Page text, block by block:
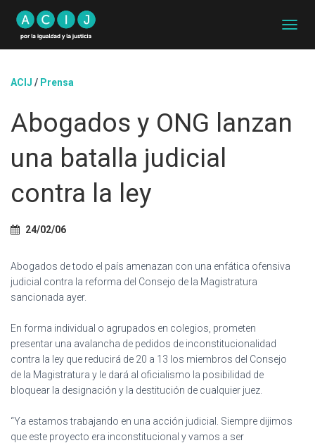
A
G
ACIJ / Prensa
Abogados y ONG lanzan
una batalla judicial
contra la ley
24/02/06
Abogados de todo el país amenazan con una enfática ofensiva
judicial contra la reforma del Consejo de la Magistratura
sancionada ayer.
En forma individual o agrupados en colegios, prometen
presentar una avalancha de pedidos de inconstitucionalidad
contra la ley que reducirá de 20 a 13 los miembros del Consejo
de la Magistratura y le dará al oficialismo la posibilidad de
bloquear la designación y la destitución de cualquier juez.
“Ya estamos trabajando en una acción judicial. Siempre dijimos
que este proyecto era inconstitucional y vamos a ser